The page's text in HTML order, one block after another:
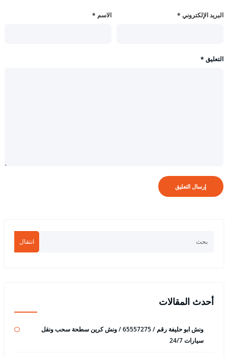
الاسم * البريد الإلكتروني *
التعليق *
انتقال
أحدث المقالات
ونش ابو حليفة رقم / 65557275 / ونش كرين سطحة سحب ونقل
سيارات 24/7